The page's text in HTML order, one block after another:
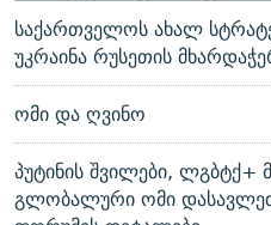
საქართველოს ახალ
უკრაინა რუსეთის
ომი და ღვინო
პუტინის შვილები, ლგბტქ+
გლობალური ომი